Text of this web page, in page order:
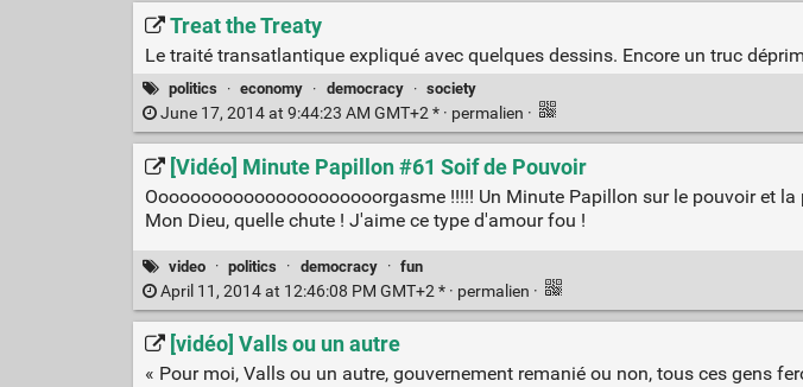
Treat the Treaty
Le traité transatlantique expliqué avec quelques dessins. Encore un truc
politics · economy · democracy · society
June 17, 2014 at 9:44:23 AM GMT+2 * · permalien ·
[Vidéo] Minute Papillon #61 Soif de Pouvoir
Oooooooooooooooooooooorgasme !!!!! Un Minute Papillon sur le pouvoir et
Mon Dieu, quelle chute ! J'aime ce type d'amour fou !
video · politics · democracy · fun
April 11, 2014 at 12:46:08 PM GMT+2 * · permalien ·
[vidéo] Valls ou un autre
« Pour moi, Valls ou un autre, gouvernement remanié ou non, tous ces gens